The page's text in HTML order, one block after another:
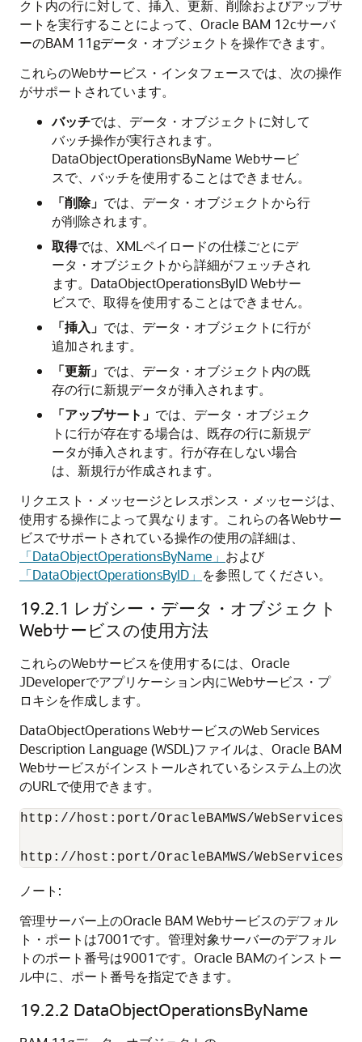
クト内の行に対して、挿入、更新、削除およびアップサ
ートを実行することによって、Oracle BAM 12cサーバ
ーのBAM 11gデータ・オブジェクトを操作できます。
これらのWebサービス・インタフェースでは、次の操作
がサポートされています。
バッチでは、データ・オブジェクトに対して
バッチ操作が実行されます。
DataObjectOperationsByName Webサービ
スで、バッチを使用することはできません。
「削除」 では、データ・オブジェクトから行
が削除されます。
取得では、XMLペイロードの仕様ごとにデ
ータ・オブジェクトから詳細がフェッチされ
ます。DataObjectOperationsByID Webサー
ビスで、取得を使用することはできません。
「挿入」 では、データ・オブジェクトに行が
追加されます。
「更新」 では、データ・オブジェクト内の既
存の行に新規データが挿入されます。
「アップサート」 では、データ・オブジェク
トに行が存在する場合は、既存の行に新規デ
ータが挿入されます。行が存在しない場合
は、新規行が作成されます。
リクエスト・メッセージとレスポンス・メッセージは、
使用する操作によって異なります。これらの各Webサー
ビスでサポートされている操作の使用の詳細は、
「DataObjectOperationsByName」 および
「DataObjectOperationsByID」 を参照してください。
19.2.1 レガシー・データ・オブジェクト
Webサービスの使用方法
これらのWebサービスを使用するには、Oracle
JDeveloperでアプリケーション内にWebサービス・プ
ロキシを作成します。
DataObjectOperations WebサービスのWeb Services
Description Language (WSDL)ファイルは、Oracle BAM
Webサービスがインストールされているシステム上の次
のURLで使用できます。
http://host:port/OracleBAMWS/WebServices/
ノート:
管理サーバー上のOracle BAM Webサービスのデフォル
ト・ポートは7001です。管理対象サーバーのデフォル
トのポート番号は9001です。Oracle BAMのインストー
ル中に、ポート番号を指定できます。
19.2.2 DataObjectOperationsByName